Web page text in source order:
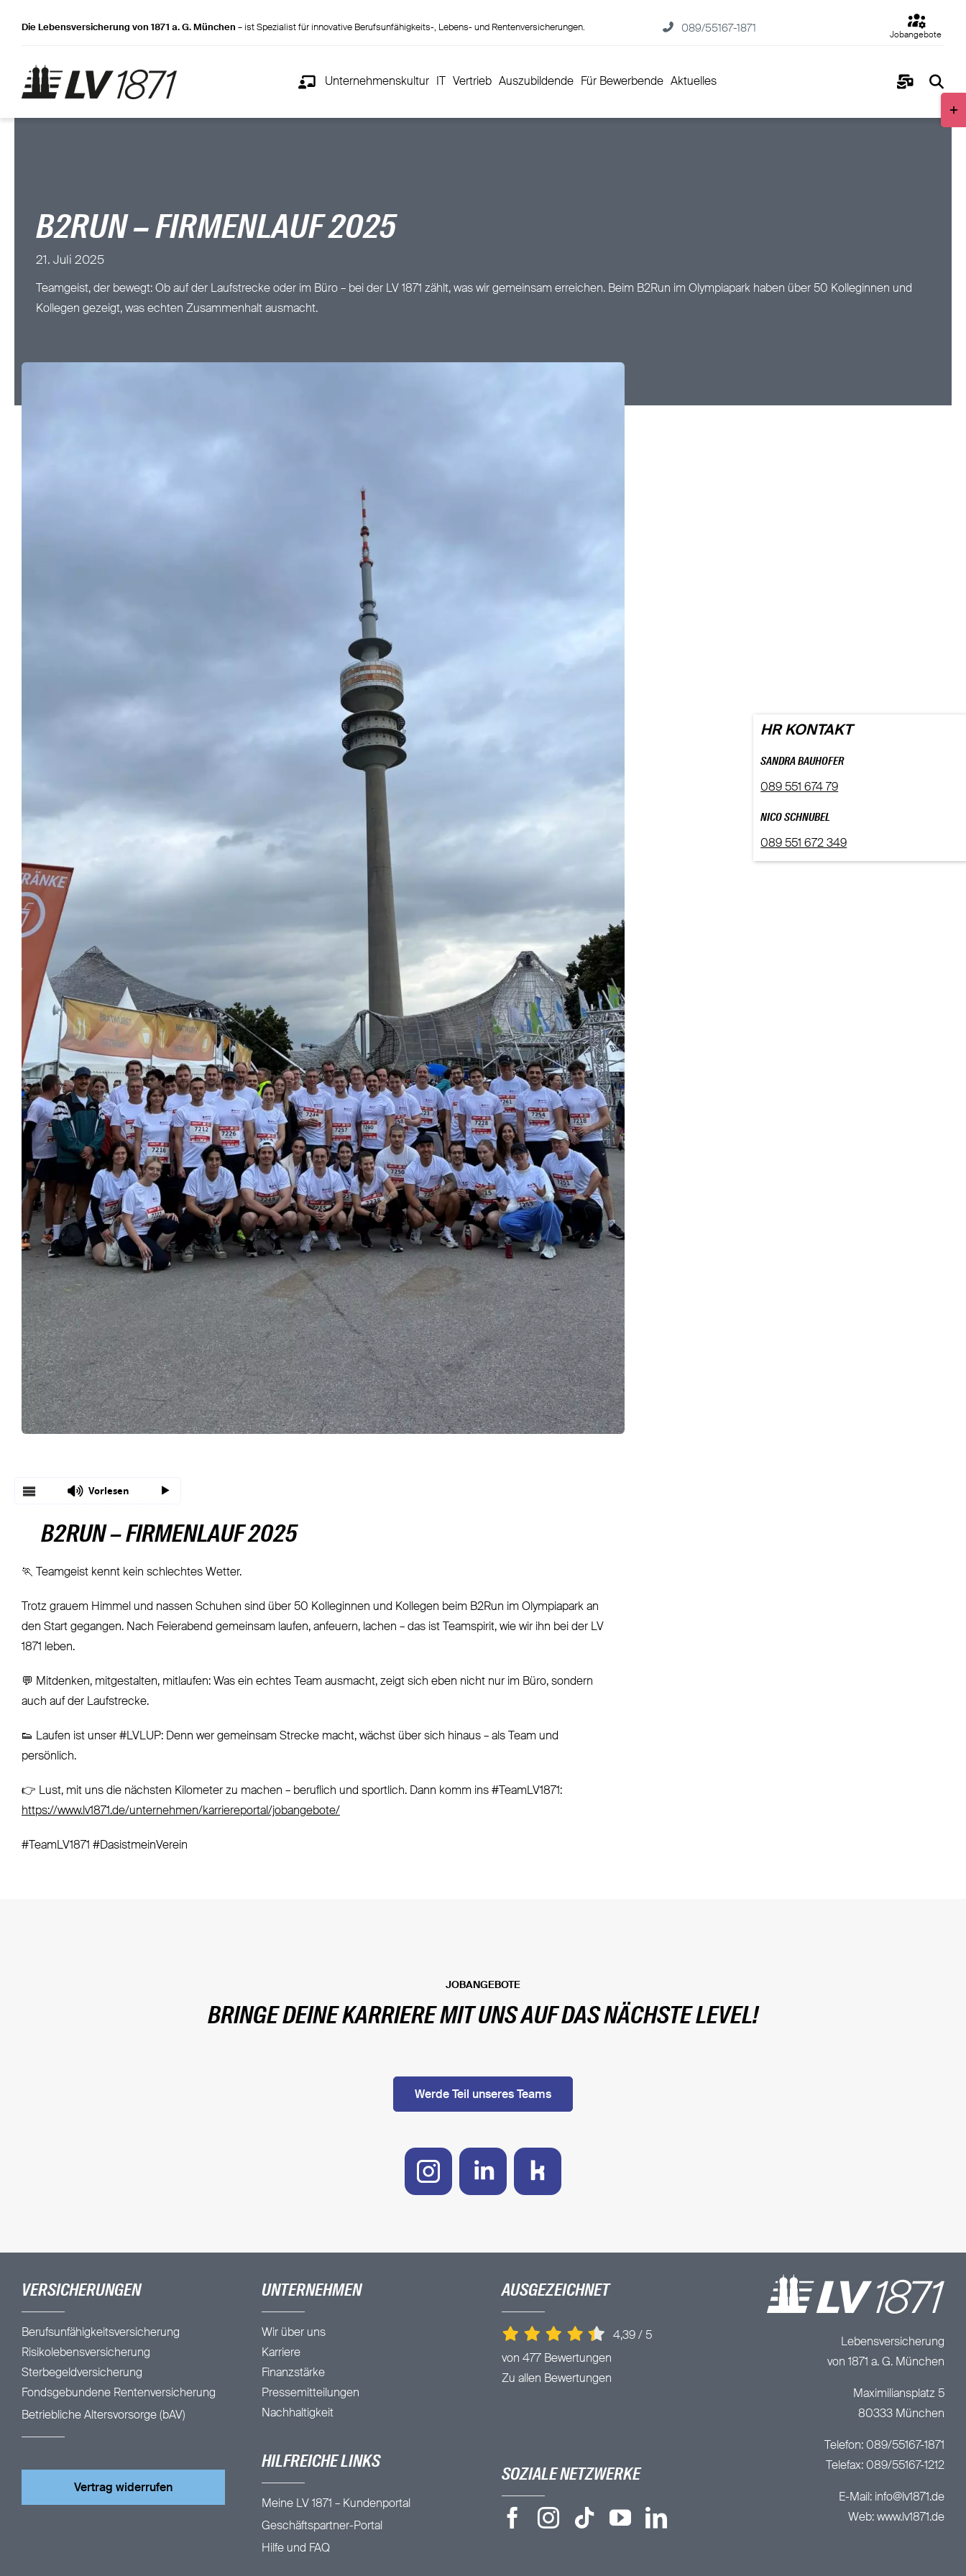
Die Lebensversicherung von 1871 a. G. München – ist Spezialist für innovative Berufsunfähigkeits-, Lebens- und Rentenversicherungen. 089/55167-1871
Jobangebote
Unternehmenskultur Vertrieb Auszubildende Für Bewerbende Aktuelles
B2RUN – FIRMENLAUF 2025
21. Juli 2025
Teamgeist, der bewegt: Ob auf der Laufstrecke oder im Büro – bei der LV 1871 zählt, was wir gemeinsam erreichen. Beim B2Run im Olympiapark haben über 50 Kolleginnen und
Kollegen gezeigt, was echten Zusammenhalt ausmacht.
HR KONTAKT
SANDRA BAUHOFER
089 551 674 79
NICO SCHNUBEL
089 551 672 349
Vorlesen
B2RUN – FIRMENLAUF 2025
🏃 Teamgeist kennt kein schlechtes Wetter.
Trotz grauem Himmel und nassen Schuhen sind über 50 Kolleginnen und Kollegen beim B2Run im Olympiapark an
den Start gegangen. Nach Feierabend gemeinsam laufen, anfeuern, lachen – das ist Teamspirit, wie wir ihn bei der LV
1871 leben.
💬 Mitdenken, mitgestalten, mitlaufen: Was ein echtes Team ausmacht, zeigt sich eben nicht nur im Büro, sondern
auch auf der Laufstrecke.
👟 Laufen ist unser #LVLUP: Denn wer gemeinsam Strecke macht, wächst über sich hinaus – als Team und
persönlich.
👉 Lust, mit uns die nächsten Kilometer zu machen – beruflich und sportlich. Dann komm ins #TeamLV1871:
https://www.lv1871.de/unternehmen/karriereportal/jobangebote/
#TeamLV1871 #DasistmeinVerein
JOBANGEBOTE
BRINGE DEINE KARRIERE MIT UNS AUF DAS NÄCHSTE LEVEL!
Werde Teil unseres Teams
VERSICHERUNGEN
Berufsunfähigkeitsversicherung
Risikolebensversicherung
Sterbegeldversicherung
Fondsgebundene Rentenversicherung
Betriebliche Altersvorsorge (bAV)
Vertrag widerrufen
UNTERNEHMEN
Wir über uns
Karriere
Finanzstärke
Pressemitteilungen
Nachhaltigkeit
HILFREICHE LINKS
Meine LV 1871 – Kundenportal
Geschäftspartner-Portal
Hilfe und FAQ
AUSGEZEICHNET
4,39/ 5
von 477 Bewertungen
Zu allen Bewertungen
SOZIALE NETZWERKE
Lebensversicherung
von 1871 a. G. München
Maximiliansplatz 5
80333 München
Telefon: 089/55167-1871
Telefax: 089/55167-1212
E-Mail: info@lv1871.de
Web:www.lv1871.de